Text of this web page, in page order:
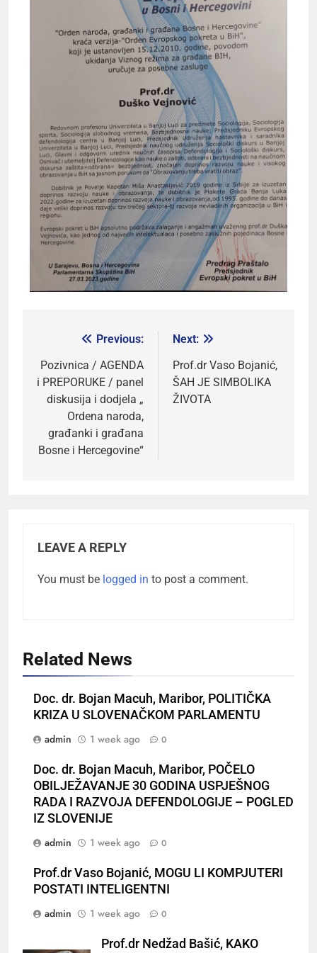
Previous:
Pozivnica / AGENDA
i PREPORUKE / panel
diskusija i dodjela „
Ordena naroda,
građanki i građana
Bosne i Hercegovine“
Next:
Prof.dr Vaso Bojanić,
ŠAH JE SIMBOLIKA
ŽIVOTA
LEAVE A REPLY
You must be logged in to post a comment.
Related News
Doc. dr. Bojan Macuh, Maribor, POLITIČKA
KRIZA U SLOVENAČKOM PARLAMENTU
admin
1 week ago 0
Doc. dr. Bojan Macuh, Maribor, POČELO
OBILJEŽAVANJE 30 GODINA USPJEŠNOG
RADA I RAZVOJA DEFENDOLOGIJE – POGLED
IZ SLOVENIJE
admin
1 week ago 0
Prof.dr Vaso Bojanić, MOGU LI KOMPJUTERI
POSTATI INTELIGENTNI
admin
1 week ago 0
Prof.dr Nedžad Bašić, KAKO